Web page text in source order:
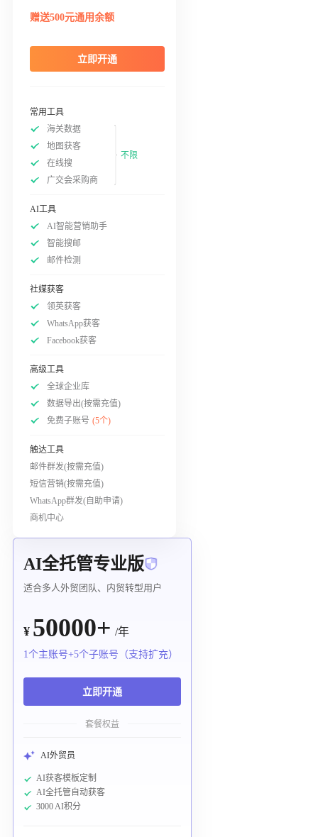
赠送500元通用余额
立即开通
常用工具
海关数据
地图获客
在线搜
广交会采购商
不限
AI工具
AI智能营销助手
智能搜邮
邮件检测
社媒获客
领英获客
WhatsApp获客
Facebook获客
高级工具
全球企业库
数据导出(按需充值)
免费子账号 (5个)
触达工具
邮件群发(按需充值)
短信营销(按需充值)
WhatsApp群发(自助申请)
商机中心
AI全托管专业版
适合多人外贸团队、内贸转型用户
¥ 50000+ /年
1个主账号+5个子账号（支持扩充）
立即开通
套餐权益
AI外贸员
AI获客模板定制
AI全托管自动获客
3000 AI积分